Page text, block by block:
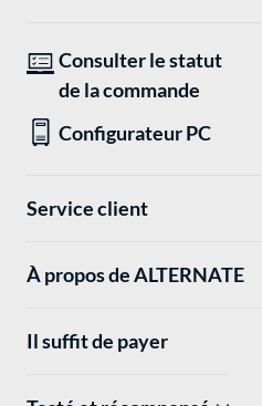
Consulter le statut
de la commande
Configurateur PC
Service client
À propos de ALTERNATE
Il suffit de payer